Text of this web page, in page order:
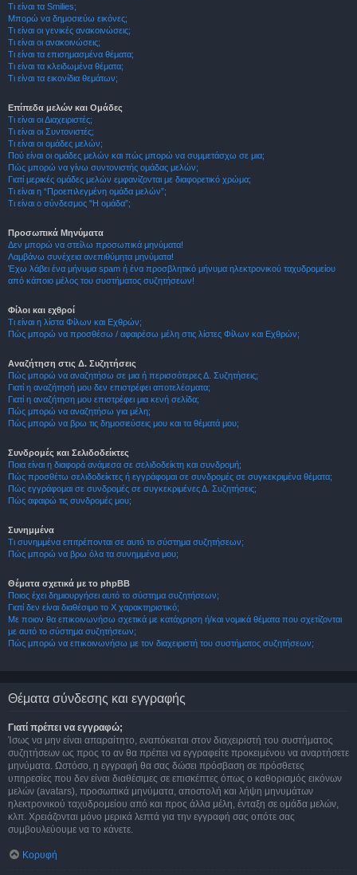
Τι είναι τα Smilies;
Μπορώ να δημοσιεύω εικόνες;
Τι είναι οι γενικές ανακοινώσεις;
Τι είναι οι ανακοινώσεις;
Τι είναι τα επισημασμένα θέματα;
Τι είναι τα κλειδωμένα θέματα;
Τι είναι τα εικονίδια θεμάτων;
Επίπεδα μελών και Ομάδες
Τι είναι οι Διαχειριστές;
Τι είναι οι Συντονιστές;
Τι είναι οι ομάδες μελών;
Πού είναι οι ομάδες μελών και πώς μπορώ να συμμετάσχω σε μια;
Πώς μπορώ να γίνω συντονιστής ομάδας μελών;
Γιατί μερικές ομάδες μελών εμφανίζονται με διαφορετικό χρώμα;
Τι είναι η “Προεπιλεγμένη ομάδα μελών”;
Τι είναι ο σύνδεσμος "Η ομάδα”;
Προσωπικά Μηνύματα
Δεν μπορώ να στείλω προσωπικά μηνύματα!
Λαμβάνω συνέχεια ανεπιθύμητα μηνύματα!
Έχω λάβει ένα μήνυμα spam ή ένα προσβλητικό μήνυμα ηλεκτρονικού ταχυδρομείου
από κάποιο μέλος του συστήματος συζητήσεων!
Φίλοι και εχθροί
Τι είναι η λίστα Φίλων και Εχθρών;
Πώς μπορώ να προσθέσω / αφαιρέσω μέλη στις λίστες Φίλων και Εχθρών;
Αναζήτηση στις Δ. Συζητήσεις
Πώς μπορώ να αναζητήσω σε μια ή περισσότερες Δ. Συζητήσεις;
Γιατί η αναζήτησή μου δεν επιστρέφει αποτελέσματα;
Γιατί η αναζήτηση μου επιστρέφει μια κενή σελίδα;
Πώς μπορώ να αναζητήσω για μέλη;
Πώς μπορώ να βρω τις δημοσιεύσεις μου και τα θέματά μου;
Συνδρομές και Σελιδοδείκτες
Ποια είναι η διαφορά ανάμεσα σε σελιδοδείκτη και συνδρομή;
Πώς προσθέτω σελιδοδείκτες ή εγγράφομαι σε συνδρομές σε συγκεκριμένα θέματα;
Πώς εγγράφομαι σε συνδρομές σε συγκεκριμένες Δ. Συζητήσεις;
Πώς αφαιρώ τις συνδρομές μου;
Συνημμένα
Τι συνημμένα επιτρέπονται σε αυτό το σύστημα συζητήσεων;
Πώς μπορώ να βρω όλα τα συνημμένα μου;
Θέματα σχετικά με το phpBB
Ποιος έχει δημιουργήσει αυτό το σύστημα συζητήσεων;
Γιατί δεν είναι διαθέσιμο το Χ χαρακτηριστικό;
Με ποιον θα επικοινωνήσω σχετικά με κατάχρηση ή/και νομικά θέματα που σχετίζονται
με αυτό το σύστημα συζητήσεων;
Πώς μπορώ να επικοινωνήσω με τον διαχειριστή του συστήματος συζητήσεων;
Θέματα σύνδεσης και εγγραφής
Γιατί πρέπει να εγγραφώ;
Ίσως να μην είναι απαραίτητο, εναπόκειται στον διαχειριστή του συστήματος
συζητήσεων ως προς το αν θα πρέπει να εγγραφείτε προκειμένου να αναρτήσετε
μηνύματα. Ωστόσο, η εγγραφή θα σας δώσει πρόσβαση σε πρόσθετες
υπηρεσίες που δεν είναι διαθέσιμες σε επισκέπτες όπως ο καθορισμός εικόνων
μελών (avatars), προσωπικά μηνύματα, αποστολή και λήψη μηνυμάτων
ηλεκτρονικού ταχυδρομείου από και προς άλλα μέλη, ένταξη σε ομάδα μελών,
κλπ. Χρειάζονται μόνο μερικά λεπτά για την εγγραφή σας οπότε σας
συμβουλεύουμε να το κάνετε.
Κορυφή